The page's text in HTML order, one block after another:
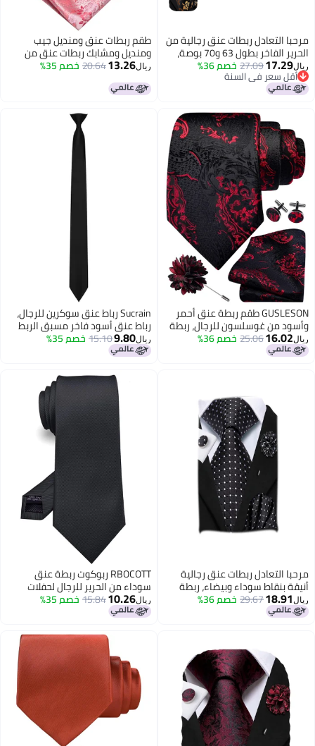
مرحبا التعادل ربطات عنق رجالية من
الحرير الفاخر بطول 63 و70 بوصة،
طقم ربطات عنق رجالية طويلة جدًا
مع منديل جيب وأزرار أكمام، ربطة
عنق بنقشة بيزلي، مناسبة للأعمال
وذهبي مزين بالزهور، مقاس كبير
جدًا (XL).
ريال17.29
27.09خصم 36%
أقل سعر في السنة
أقل سعر في السنة
طقم ربطات عنق ومنديل جيب
ومنديل ومشابك ربطات عنق من
JEMYGINS حرير وردي مزهر للرجال ريال13.26
20.64خصم 35%
GUSLESON طقم ربطة عنق أحمر
وأسود من غوسلسون للرجال، ربطة
عنق حريرية بنقشة بيزلي، منديل
جيب، أزرار أكمام، ودبوس طية صدر
ريال16.02
25.06خصم 36%
Sucrain رباط عنق سوكرين للرجال،
رباط عنق أسود فاخر مسبق الربط
بطول 20 بوصة لحفلات الزفاف،
المكتب، التخرج، الزي المدرسي
ريال9.80
15.10خصم 35%
مرحبا التعادل ربطات عنق رجالية
أنيقة بنقاط سوداء وبيضاء، ربطة
عنق كلاسيكية منسوجة مع دبوس
طية صدر السترة، منديل جيب، أزرار
ريال18.91
29.67خصم 36%
RBOCOTT ربوكوت ربطة عنق
سوداء من الحرير للرجال لحفلات
الزفاف الرسمية (أسود)
ريال10.26
15.84خصم 35%